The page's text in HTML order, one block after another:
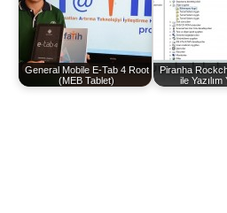
General Mobile E-Tab 4 Root
(MEB Tablet)
Piranha
ile